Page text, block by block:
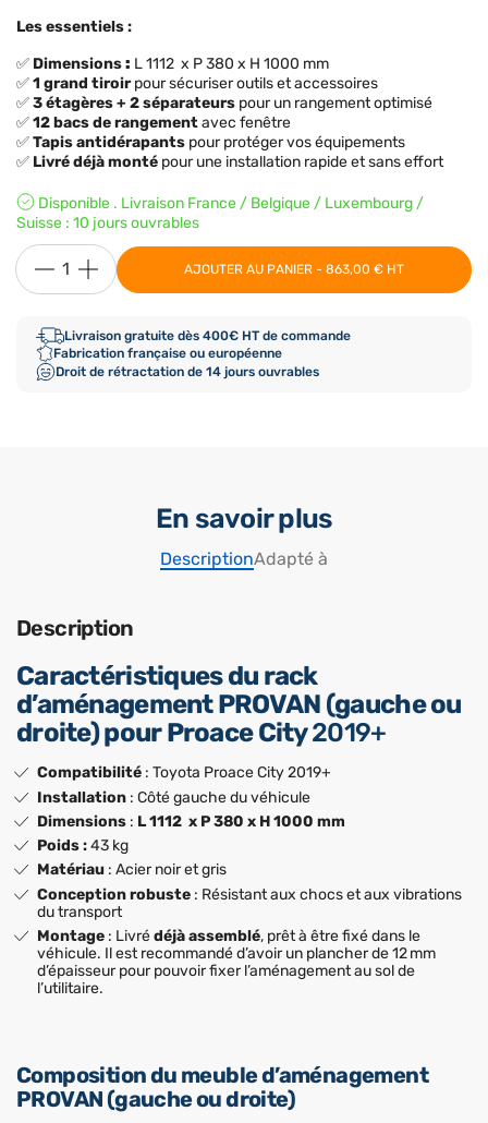
Les essentiels :
✅ Dimensions: L 1112 x P 380 x H 1000 mm
✅1 grand tiroirpour sécuriser outils et accessoires
✅3 étagères + 2 séparateurs pour un rangement optimisé
✅12 bacs de rangementavec fenêtre
✅Tapis antidérapants pour protéger vos équipements
✅ Livré déjà monté pour une installation rapide et sans effort
Disponible . Livraison France / Belgique / Luxembourg /
Suisse : 10 jours ouvrables
AJOUTER AU PANIER - 863,00 € HT
Livraison gratuite dès 400€ HT de commande
Fabrication française ou européenne
Droit de rétractation de 14 jours ouvrables
En savoir plus
DescriptionAdapté à
Description
Caractéristiques du rack
d’aménagement PROVAN (gauche ou
droite) pour Proace City2019+
Compatibilité : Toyota Proace City 2019+
Installation : Côté gauche du véhicule
Dimensions : L 1112 x P 380 x H 1000 mm
Poids :43 kg
Matériau : Acier noir et gris
Conception robuste : Résistant aux chocs et aux vibrations
du transport
Montage : Livrédéjà assemblé, prêt à être fixé dans le
véhicule. Il est recommandé d’avoir un plancher de 12 mm
d’épaisseur pour pouvoir fixer l’aménagement au sol de
l’utilitaire.
Composition du meuble d’aménagement
PROVAN (gauche ou droite)